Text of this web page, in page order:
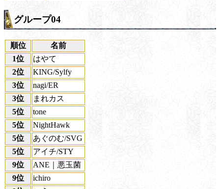
グループ04
順位
名前
1位
はやて
2位
KING/Sylfy
3位
nagi/ER
3位
まれカス
5位
tone
5位
NightHawk
5位
あぐのむ/SVG
5位
アイチ/STY
9位
ANE｜悪玉菌
9位
ichiro